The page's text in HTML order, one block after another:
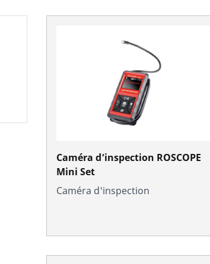
Caméra d’inspection ROSCOPE
Mini Set
Caméra d'inspection